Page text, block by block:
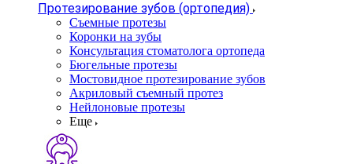
Протезирование зубов (ортопедия)
Съемные протезы
Коронки на зубы
Консультация стоматолога ортопеда
Бюгельные протезы
Мостовидное протезирование зубов
Акриловый съемный протез
Нейлоновые протезы
Еще